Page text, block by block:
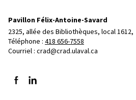
Pavillon Félix-Antoine-Savard
2325, allée des Bibliothèques, local 1612,
Téléphone : 418 656-7558
Courriel : crad@crad.ulaval.ca
Suivez-nous sur Facebook
Suivez-nous sur LinkedIn